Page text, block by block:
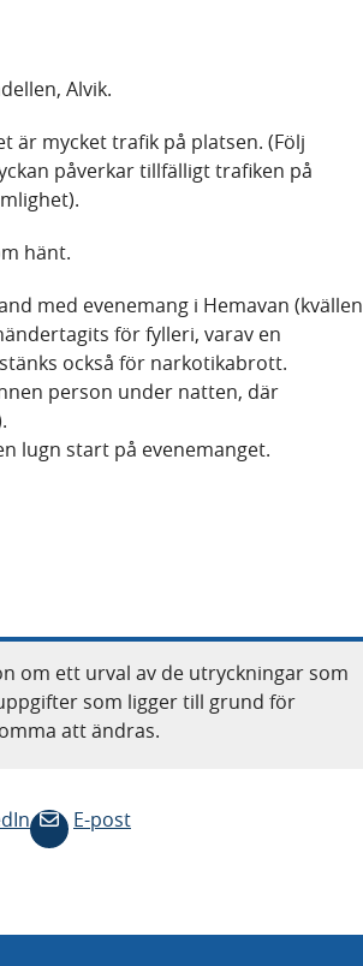
Alvik.
är mycket trafik på platsen. (Följ
påverkar tillfälligt trafiken på
hänt.
med evenemang i Hemavan (kvällen
för fylleri, varav en
också för narkotikabrott.
person under natten, där
lugn start på evenemanget.
om ett urval av de utryckningar som
som ligger till grund för
att ändras.
E-post